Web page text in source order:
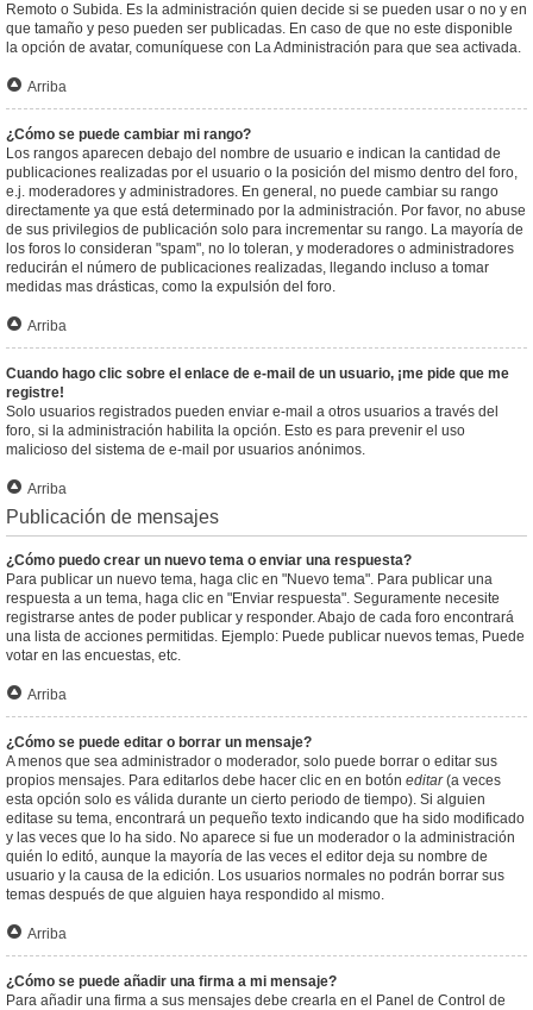
Remoto o Subida. Es la administración quien decide si se pueden usar o no y en
que tamaño y peso pueden ser publicadas. En caso de que no este disponible
la opción de avatar, comuníquese con La Administración para que sea activada.
Arriba
¿Cómo se puede cambiar mi rango?
Los rangos aparecen debajo del nombre de usuario e indican la cantidad de
publicaciones realizadas por el usuario o la posición del mismo dentro del foro,
e.j. moderadores y administradores. En general, no puede cambiar su rango
directamente ya que está determinado por la administración. Por favor, no abuse
de sus privilegios de publicación solo para incrementar su rango. La mayoría de
los foros lo consideran "spam", no lo toleran, y moderadores o administradores
reducirán el número de publicaciones realizadas, llegando incluso a tomar
medidas mas drásticas, como la expulsión del foro.
Arriba
Cuando hago clic sobre el enlace de e-mail de un usuario, ¡me pide que me
registre!
Solo usuarios registrados pueden enviar e-mail a otros usuarios a través del
foro, si la administración habilita la opción. Esto es para prevenir el uso
malicioso del sistema de e-mail por usuarios anónimos.
Arriba
Publicación de mensajes
¿Cómo puedo crear un nuevo tema o enviar una respuesta?
Para publicar un nuevo tema, haga clic en "Nuevo tema". Para publicar una
respuesta a un tema, haga clic en "Enviar respuesta". Seguramente necesite
registrarse antes de poder publicar y responder. Abajo de cada foro encontrará
una lista de acciones permitidas. Ejemplo: Puede publicar nuevos temas, Puede
votar en las encuestas, etc.
Arriba
¿Cómo se puede editar o borrar un mensaje?
A menos que sea administrador o moderador, solo puede borrar o editar sus
propios mensajes. Para editarlos debe hacer clic en en botón editar(a veces
esta opción solo es válida durante un cierto periodo de tiempo). Si alguien
editase su tema, encontrará un pequeño texto indicando que ha sido modificado
y las veces que lo ha sido. No aparece si fue un moderador o la administración
quién lo editó, aunque la mayoría de las veces el editor deja su nombre de
usuario y la causa de la edición. Los usuarios normales no podrán borrar sus
temas después de que alguien haya respondido al mismo.
Arriba
¿Cómo se puede añadir una firma a mi mensaje?
Para añadir una firma a sus mensajes debe crearla en el Panel de Control de